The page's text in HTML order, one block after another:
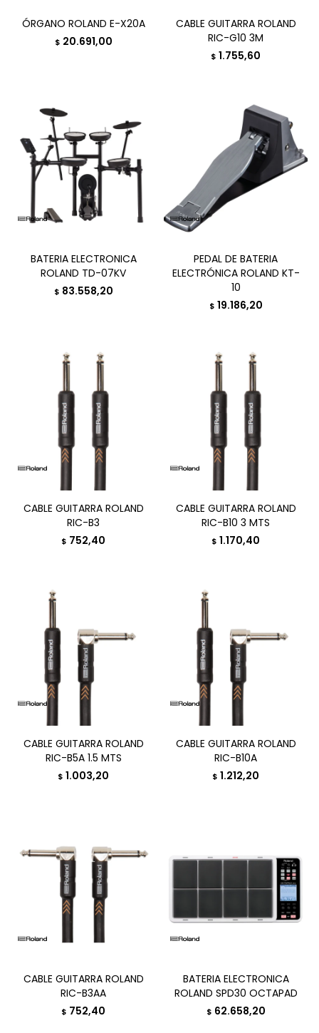
ÓRGANO ROLAND E-X20A
$ 20.691,00
CABLE GUITARRA ROLAND
RIC-G10 3M
$ 1.755,60
BATERIA ELECTRONICA
ROLAND TD-07KV
$ 83.558,20
PEDAL DE BATERIA
ELECTRÓNICA ROLAND KT-
10
$ 19.186,20
CABLE GUITARRA ROLAND
RIC-B3
$ 752,40
CABLE GUITARRA ROLAND
RIC-B10 3 MTS
$ 1.170,40
CABLE GUITARRA ROLAND
RIC-B5A 1.5 MTS
$ 1.003,20
CABLE GUITARRA ROLAND
RIC-B10A
$ 1.212,20
CABLE GUITARRA ROLAND
RIC-B3AA
$ 752,40
BATERIA ELECTRONICA
ROLAND SPD30 OCTAPAD
$ 62.658,20